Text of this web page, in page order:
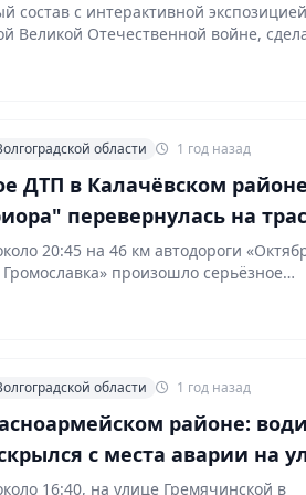
состав с интерактивной
Великой Отечественной войне,
населенных пунктах…
области 1 год назад
ДТП в Калачёвском
перевернулась на
20:45 на 46 км автодороги
произошло серьёзное…
области 1 год назад
районе:
с места аварии на
16:40, на улице Гремячинской в